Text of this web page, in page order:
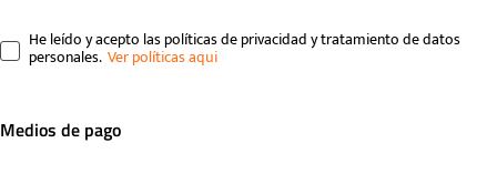
He leído y acepto las políticas de privacidad y tratamiento de datos
personales.
Medios de pago